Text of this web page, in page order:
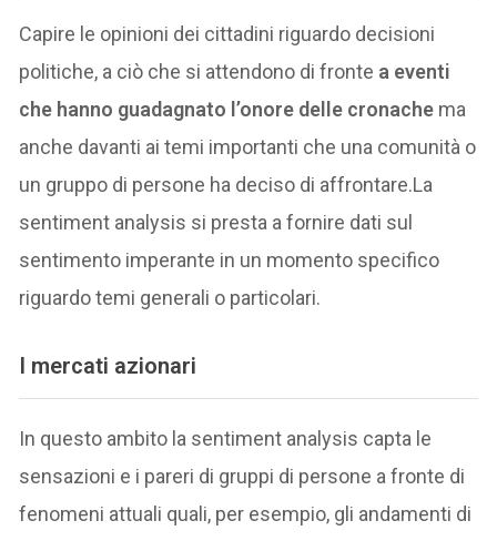
Capire le opinioni dei cittadini riguardo decisioni
politiche, a ciò che si attendono di fronte a eventi
che hanno guadagnato l’onore delle cronache ma
anche davanti ai temi importanti che una comunità o
un gruppo di persone ha deciso di affrontare.La
sentiment analysis si presta a fornire dati sul
sentimento imperante in un momento specifico
riguardo temi generali o particolari.
I mercati azionari
In questo ambito la sentiment analysis capta le
sensazioni e i pareri di gruppi di persone a fronte di
fenomeni attuali quali, per esempio, gli andamenti di